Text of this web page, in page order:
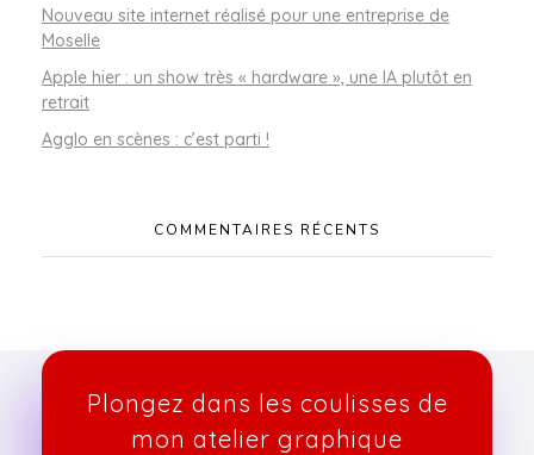
Nouveau site internet réalisé pour une entreprise de
Moselle
Apple hier : un show très « hardware », une IA plutôt en
retrait
Agglo en scènes : c’est parti !
COMMENTAIRES RÉCENTS
Plongez dans les coulisses de
mon atelier graphique